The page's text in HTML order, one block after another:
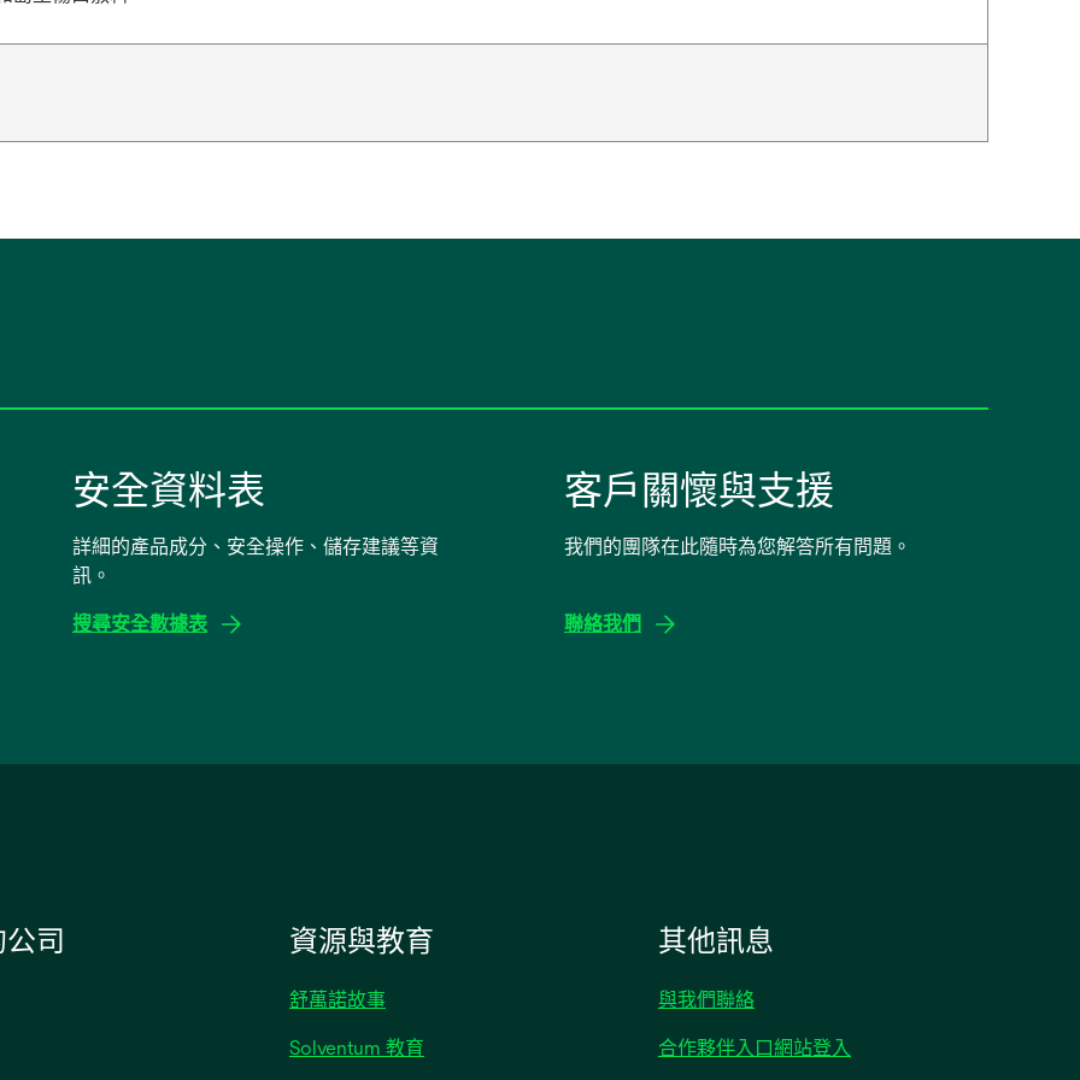
安全資料表
詳細的產品成分、安全操作、儲存建議等資
訊。
搜尋安全數據表
new
客戶關懷與支援
我們的團隊在此隨時為您解答所有問題。
聯絡我們
司 資源與教育
舒萬諾故事
Solventum 教育
其他訊息
與我們聯絡
合作夥伴入口網站登入